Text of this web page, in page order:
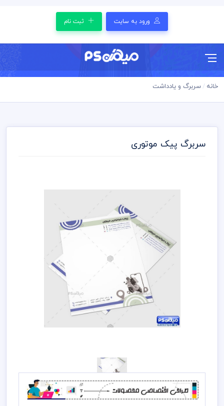
ورود به سایت ثبت نام
خانه سربرگ و یادداشت
سربرگ پیک موتوری